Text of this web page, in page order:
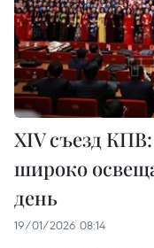
XIV съезд
широко
день
19/01/2026 08:14